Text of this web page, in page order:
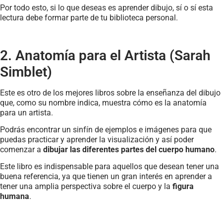
Por todo esto, si lo que deseas es aprender dibujo, sí o sí esta
lectura debe formar parte de tu biblioteca personal.
2. Anatomía para el Artista (Sarah
Simblet)
Este es otro de los mejores libros sobre la enseñanza del dibujo
que, como su nombre indica, muestra cómo es la anatomía
para un artista.
Podrás encontrar un sinfín de ejemplos e imágenes para que
puedas practicar y aprender la visualización y así poder
comenzar a dibujar las diferentes partes del cuerpo humano.
Este libro es indispensable para aquellos que desean tener una
buena referencia, ya que tienen un gran interés en aprender a
tener una amplia perspectiva sobre el cuerpo y la figura
humana.